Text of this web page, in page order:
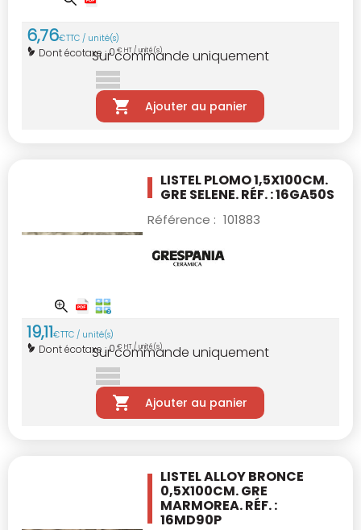
6,76€TTC / unité(s)
Dont écotaxe :0 € HT / unité(s)
Sur commande uniquement
Ajouter au panier
LISTEL PLOMO 1,5X100CM.
GRE SELENE. RÉF. : 16GA50S
Référence : 101883
19,11€TTC / unité(s)
Dont écotaxe :0 € HT / unité(s)
Sur commande uniquement
Ajouter au panier
LISTEL ALLOY BRONCE
0,5X100CM.GRE
MARMOREA. RÉF. :
16MD90P